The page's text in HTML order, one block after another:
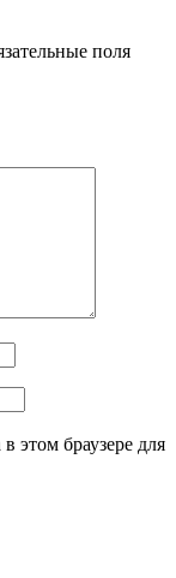
поля
этом браузере для